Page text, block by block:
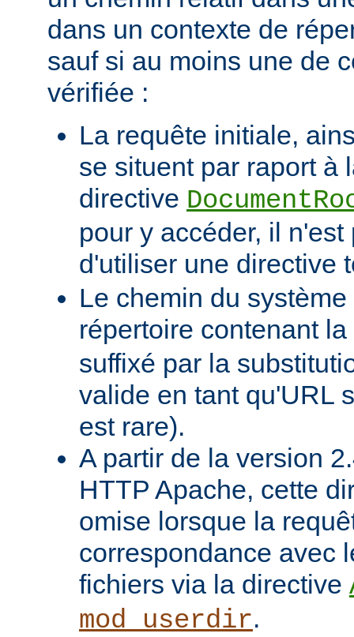
dans un contexte de
sauf si au moins une de
vérifiée :
La requête initiale,
se situent par raport à
directive
pour y accéder, il
d'utiliser une directive
Le chemin du
répertoire contenant la
suffixé par la
valide en tant qu'URL
est rare).
A partir de la version
HTTP Apache, cette
omise lorsque la
correspondance avec
fichiers via la directive
mod_userdir.